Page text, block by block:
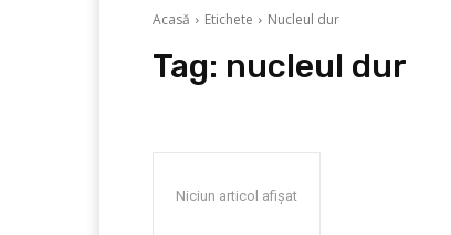
Acasă Etichete Nucleul dur
Tag: nucleul dur
Niciun articol afișat